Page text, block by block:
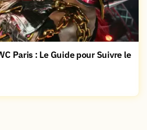
Paris : Le Guide pour Suivre le